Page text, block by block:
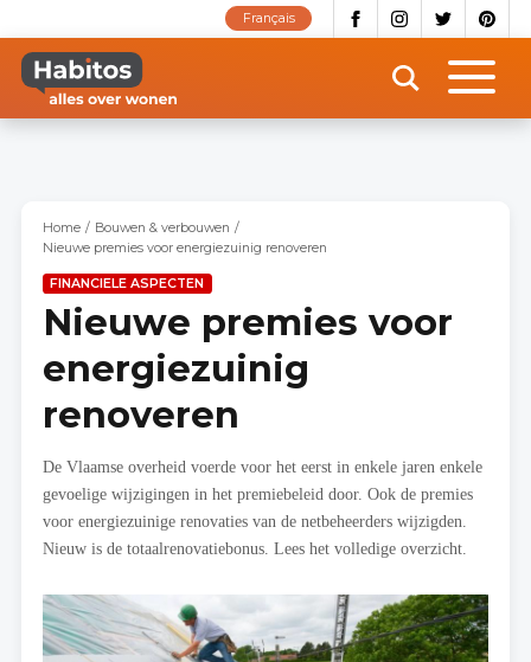
naar
inhoud
gaan
Français
Home
Bouwen & verbouwen
Nieuwe premies voor energiezuinig renoveren
FINANCIELE ASPECTEN
Nieuwe premies voor
energiezuinig
renoveren
De Vlaamse overheid voerde voor het eerst in enkele jaren enkele
gevoelige wijzigingen in het premiebeleid door. Ook de premies
voor energiezuinige renovaties van de netbeheerders wijzigden.
Nieuw is de totaalrenovatiebonus. Lees het volledige overzicht.